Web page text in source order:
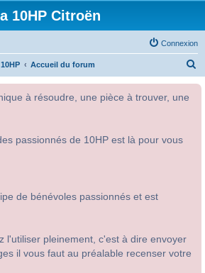
10HP Citroën
Connexion
Accueil du forum
à résoudre, une pièce à trouver, une
passionnés de 10HP est là pour vous
de bénévoles passionnés et est
l'utiliser pleinement, c'est à dire envoyer
il vous faut au préalable recenser votre